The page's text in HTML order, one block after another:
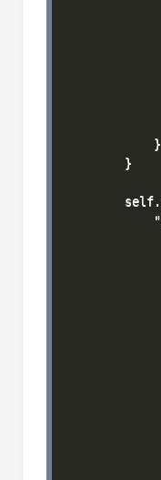
            }
        }
"